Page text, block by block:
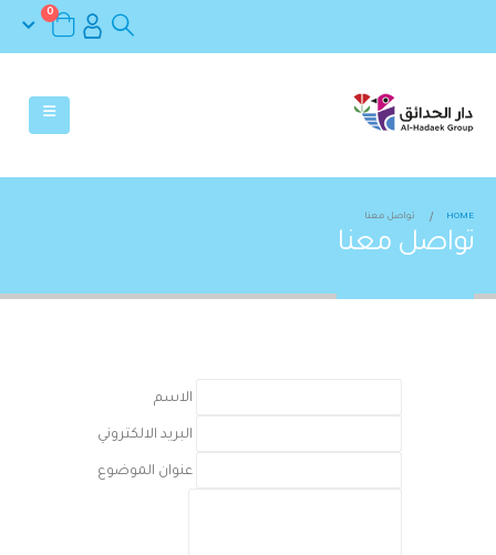
0
HOME تواصل معنا
تواصل معنا